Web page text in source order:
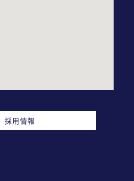
採用情報